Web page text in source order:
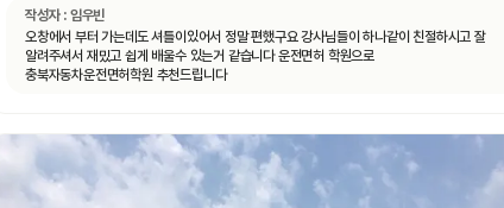
작성자 : 임우빈
오창에서 부터 가는데도 셔틀이있어서 정말 편했구요 강사님들이 하나같이 친절하시고 잘
알려주셔서 재밌고 쉽게 배울수 있는거 같습니다 운전면허 학원으로
충북자동차운전면허학원 추천드립니다